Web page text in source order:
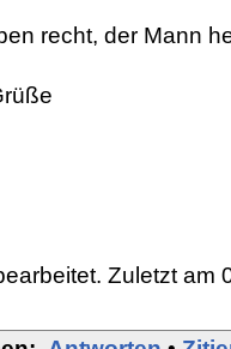
recht, der Mann
Zuletzt am